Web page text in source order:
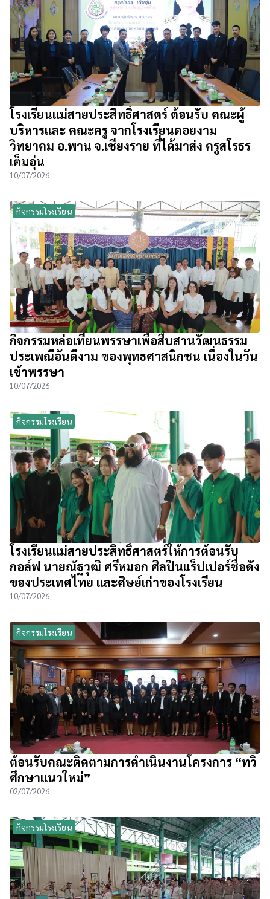
โรงเรียนแม่สายประสิทธิ์ศาสตร์ ต้อนรับ คณะผู้
บริหารและ คณะครู จากโรงเรียนดอยงาม
วิทยาคม อ.พาน จ.เชียงราย ที่ได้มาส่ง ครูสโรธร
เต็มอุ่น
10/07/2026
กิจกรรมโรงเรียน
กิจกรรมหล่อเทียนพรรษาเพื่อสืบสานวัฒนธรรม
ประเพณีอันดีงาม ของพุทธศาสนิกชน เนื่องในวัน
เข้าพรรษา
10/07/2026
กิจกรรมโรงเรียน
โรงเรียนแม่สายประสิทธิ์ศาสตร์ให้การต้อนรับ
กอล์ฟ นายณัฐวุฒิ ศรีหมอก ศิลปินแร็ปเปอร์ชื่อดัง
ของประเทศไทย และศิษย์เก่าของโรงเรียน
10/07/2026
กิจกรรมโรงเรียน
ต้อนรับคณะติดตามการดำเนินงานโครงการ “ทวิ
ศึกษาแนวใหม่”
02/07/2026
กิจกรรมโรงเรียน